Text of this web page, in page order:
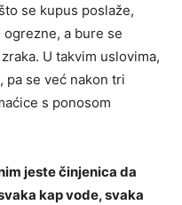
se kupus poslaže,
a bure se
U takvim uslovima,
pa se već nakon tri
s ponosom
jeste činjenica da
kap vode, svaka